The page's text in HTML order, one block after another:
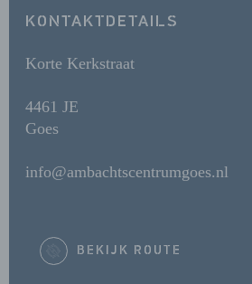
KONTAKTDETAILS
Korte Kerkstraat
4461 JE
Goes
info@ambachtscentrumgoes.nl
BEKIJK ROUTE